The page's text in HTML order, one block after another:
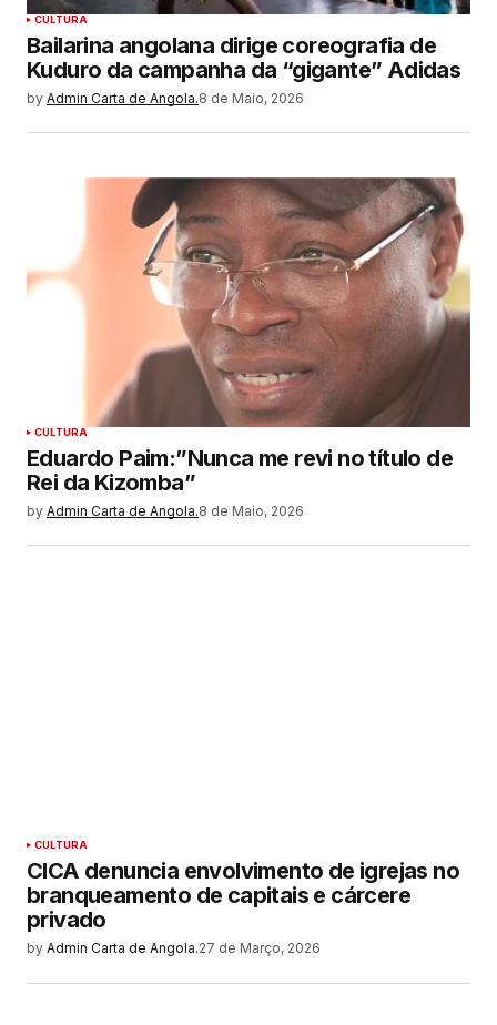
CULTURA
Bailarina angolana dirige coreografia de
Kuduro da campanha da “gigante” Adidas
by Admin Carta de Angola.8 de Maio, 2026
CULTURA
Eduardo Paim:”Nunca me revi no título de
Rei da Kizomba”
by Admin Carta de Angola.8 de Maio, 2026
CULTURA
CICA denuncia envolvimento de igrejas no
branqueamento de capitais e cárcere
privado
by Admin Carta de Angola.27 de Março, 2026